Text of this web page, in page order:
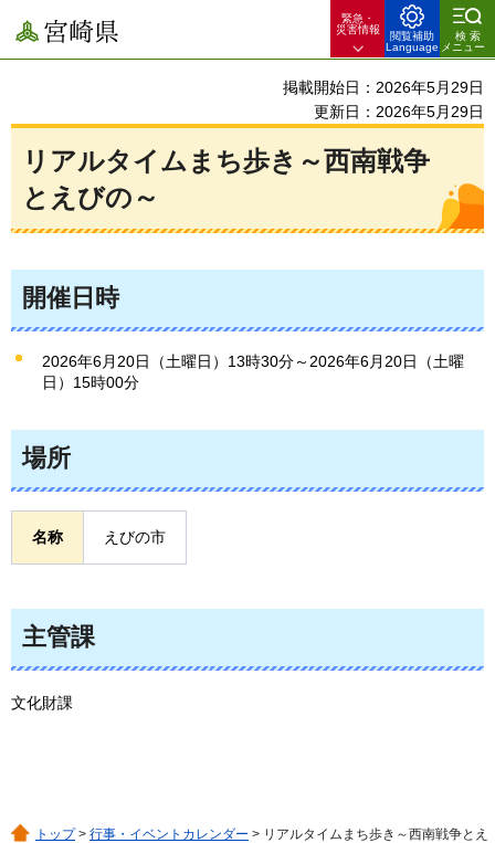
宮崎県
緊急・
災害情報
閲覧補助
Language
検索
メニュー
掲載開始日：2026年5月29日
更新日：2026年5月29日
リアルタイムまち歩き～西南戦争
とえびの～
開催日時
2026年6月20日（土曜日）13時30分～2026年6月20日（土曜
日）15時00分
場所
名称 えびの市
主管課
文化財課
トップ> 行事・イベントカレンダー > リアルタイムまち歩き～西南戦争とえ